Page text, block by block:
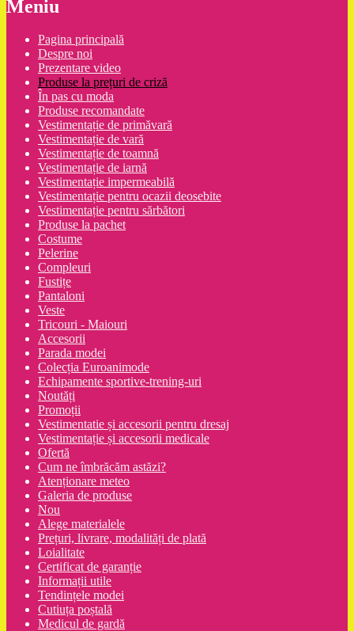
Meniu
Pagina principală
Despre noi
Prezentare video
Produse la prețuri de criză
În pas cu moda
Produse recomandate
Vestimentație de primăvară
Vestimentație de vară
Vestimentație de toamnă
Vestimentație de iarnă
Vestimentație impermeabilă
Vestimentație pentru ocazii deosebite
Vestimentație pentru sărbători
Produse la pachet
Costume
Pelerine
Compleuri
Fustițe
Pantaloni
Veste
Tricouri - Maiouri
Accesorii
Parada modei
Colecția Euroanimode
Echipamente sportive-trening-uri
Noutăți
Promoții
Vestimentatie și accesorii pentru dresaj
Vestimentație și accesorii medicale
Ofertă
Cum ne îmbrăcăm astăzi?
Atenționare meteo
Galeria de produse
Nou
Alege materialele
Prețuri, livrare, modalități de plată
Loialitate
Certificat de garanție
Informații utile
Tendințele modei
Cutiuța poștală
Medicul de gardă